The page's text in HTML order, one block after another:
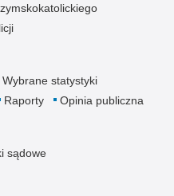
Wybrane statystyki
Raporty Opinia publiczna
sądowe